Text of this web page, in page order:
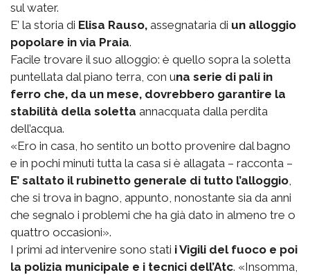
sul water.
E’ la storia di Elisa Rauso, assegnataria di un alloggio
popolare in via Praia.
Facile trovare il suo alloggio: è quello sopra la soletta
puntellata dal piano terra, con una serie di pali in
ferro che, da un mese, dovrebbero garantire la
stabilità della soletta annacquata dalla perdita
dell’acqua.
«Ero in casa, ho sentito un botto provenire dal bagno
e in pochi minuti tutta la casa si è allagata – racconta –
E’ saltato il rubinetto generale di tutto l’alloggio,
che si trova in bagno, appunto, nonostante sia da anni
che segnalo i problemi che ha già dato in almeno tre o
quattro occasioni».
I primi ad intervenire sono stati i Vigili del fuoco e poi
la polizia municipale e i tecnici dell’Atc. «Insomma,